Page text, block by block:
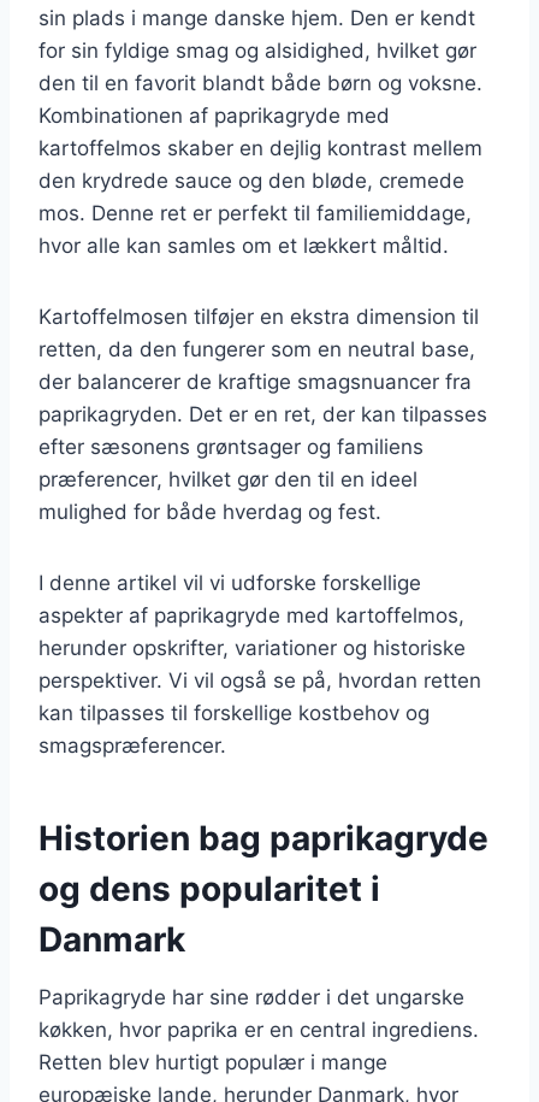
sin plads i mange danske hjem. Den er kendt
for sin fyldige smag og alsidighed, hvilket gør
den til en favorit blandt både børn og voksne.
Kombinationen af paprikagryde med
kartoffelmos skaber en dejlig kontrast mellem
den krydrede sauce og den bløde, cremede
mos. Denne ret er perfekt til familiemiddage,
hvor alle kan samles om et lækkert måltid.
Kartoffelmosen tilføjer en ekstra dimension til
retten, da den fungerer som en neutral base,
der balancerer de kraftige smagsnuancer fra
paprikagryden. Det er en ret, der kan tilpasses
efter sæsonens grøntsager og familiens
præferencer, hvilket gør den til en ideel
mulighed for både hverdag og fest.
I denne artikel vil vi udforske forskellige
aspekter af paprikagryde med kartoffelmos,
herunder opskrifter, variationer og historiske
perspektiver. Vi vil også se på, hvordan retten
kan tilpasses til forskellige kostbehov og
smagspræferencer.
Historien bag paprikagryde
og dens popularitet i
Danmark
Paprikagryde har sine rødder i det ungarske
køkken, hvor paprika er en central ingrediens.
Retten blev hurtigt populær i mange
europæiske lande, herunder Danmark, hvor